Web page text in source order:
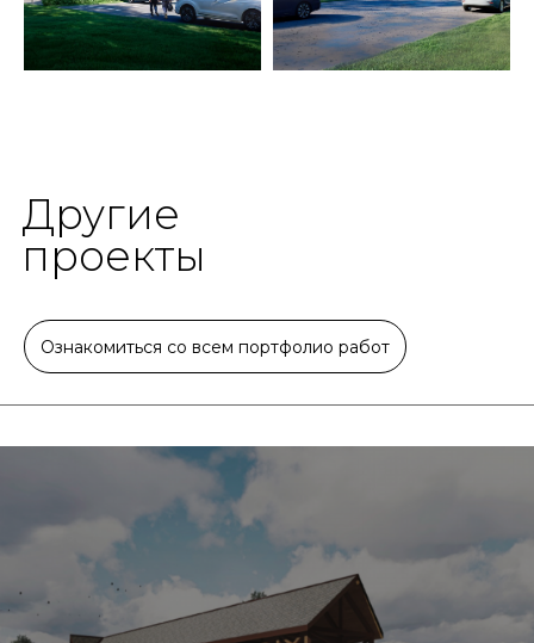
Другие
проекты
Ознакомиться со всем портфолио работ